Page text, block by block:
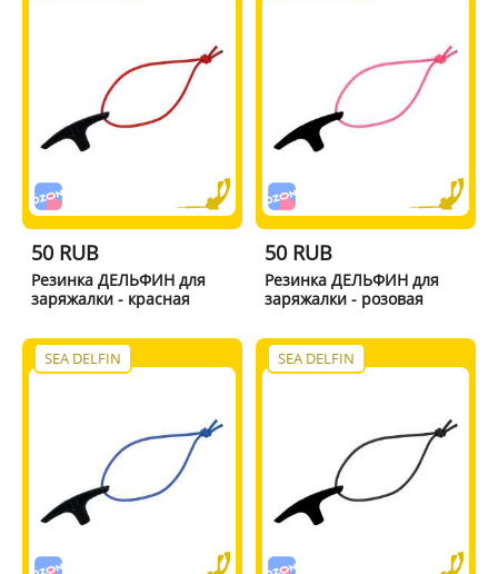
50 RUB
Резинка ДЕЛЬФИН для
заряжалки - красная
50 RUB
Резинка ДЕЛЬФИН для
заряжалки - розовая
SEA DELFIN SEA DELFIN